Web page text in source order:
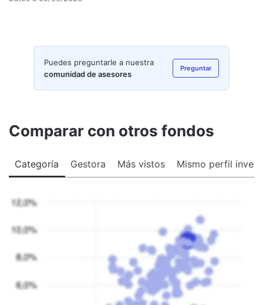
Puedes preguntarle a nuestra
comunidad de asesores
Preguntar
Comparar con otros fondos
Categoría Gestora Más vistos Mismo perfil